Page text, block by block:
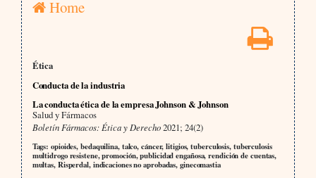
Home
Ética
Conducta de la industria
La conducta ética de la empresa Johnson & Johnson
Salud y Fármacos
Boletín Fármacos: Ética y Derecho2021; 24(2)
Tags: opioides, bedaquilina, talco, cáncer, litigios, tuberculosis, tuberculosis
multidrogo resistene, promoción, publicidad engañosa, rendición de cuentas,
multas, Risperdal, indicaciones no aprobadas, ginecomastia